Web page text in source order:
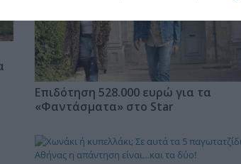
Επιδότηση 528.000 ευρώ για τα
«Φαντάσματα» στο Star